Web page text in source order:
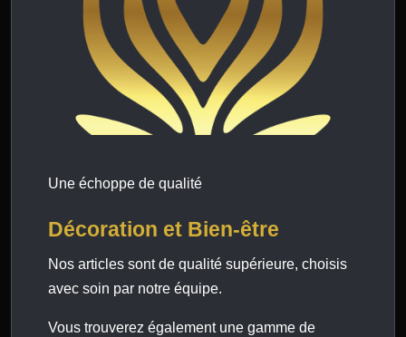
Une échoppe de qualité
Décoration et Bien-être
Nos articles sont de qualité supérieure, choisis
avec soin par notre équipe.
Vous trouverez également une gamme de